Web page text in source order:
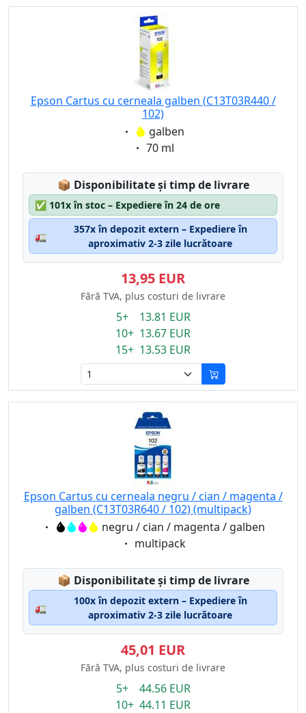
Epson Cartus cu cerneala galben (C13T03R440 /
102)
Eigenschaft:
galben
Eigenschaft:
70 ml
📦 Lagerstatus:
Disponibilitate și timp de livrare
✅ 101x în stoc – Expediere în 24 de ore
🚛
357x în depozit extern – Expediere în
aproximativ 2-3 zile lucrătoare
13,95 EUR
Fără TVA, plus costuri de livrare
5+ 13.81 EUR
10+ 13.67 EUR
15+ 13.53 EUR
Epson Cartus cu cerneala negru / cian / magenta /
galben (C13T03R640 / 102) (multipack)
Eigenschaft:negru / cian / magenta / galben
Eigenschaft:
multipack
📦 Lagerstatus:
Disponibilitate și timp de livrare
🚛
100x în depozit extern – Expediere în
aproximativ 2-3 zile lucrătoare
45,01 EUR
Fără TVA, plus costuri de livrare
5+ 44.56 EUR
10+ 44.11 EUR